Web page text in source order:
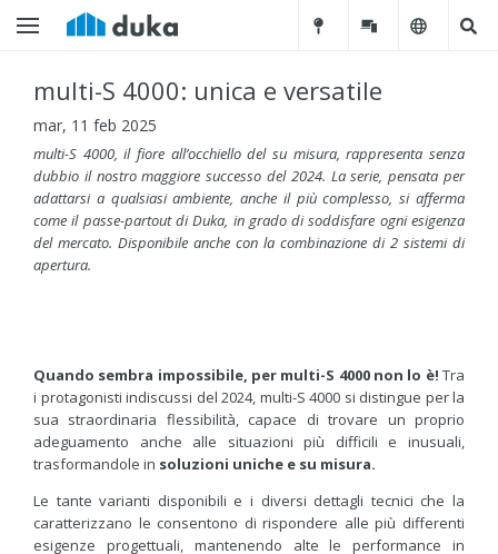
multi-S 4000: unica e versatile
mar, 11 feb 2025
multi-S 4000, il fiore all’occhiello del su misura, rappresenta senza
dubbio il nostro maggiore successo del 2024. La serie, pensata per
adattarsi a qualsiasi ambiente, anche il più complesso, si afferma
come il passe-partout di Duka, in grado di soddisfare ogni esigenza
del mercato. Disponibile anche con la combinazione di 2 sistemi di
apertura.
Quando sembra impossibile, per multi-S 4000 non lo è! Tra
i protagonisti indiscussi del 2024, multi-S 4000 si distingue per la
sua straordinaria flessibilità, capace di trovare un proprio
adeguamento anche alle situazioni più difficili e inusuali,
trasformandole in soluzioni uniche e su misura.
Le tante varianti disponibili e i diversi dettagli tecnici che la
caratterizzano le consentono di rispondere alle più differenti
esigenze progettuali, mantenendo alte le performance in